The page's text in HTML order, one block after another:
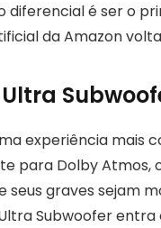
diferencial é ser o
da Amazon
experiência mais
para Dolby
graves sejam
Subwoofer